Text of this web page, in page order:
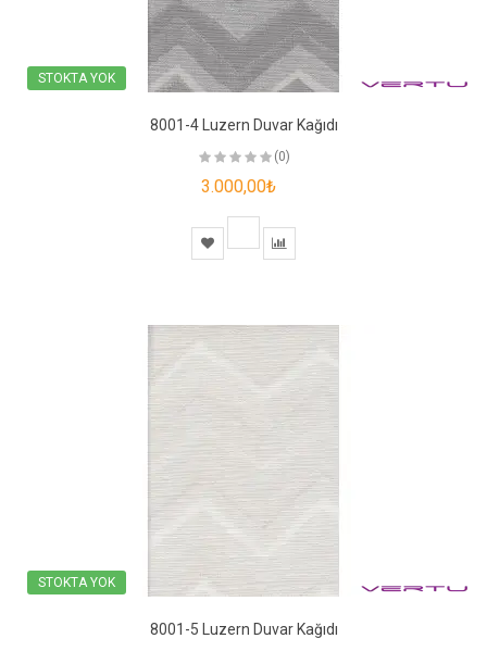
STOKTA YOK
8001-4 Luzern Duvar Kağıdı
(0)
3.000,00₺
STOKTA YOK
8001-5 Luzern Duvar Kağıdı